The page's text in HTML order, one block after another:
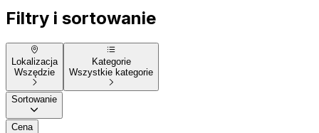
Filtry i sortowanie
Lokalizacja
Wszędzie
Kategorie
Wszystkie kategorie
Sortowanie
Cena